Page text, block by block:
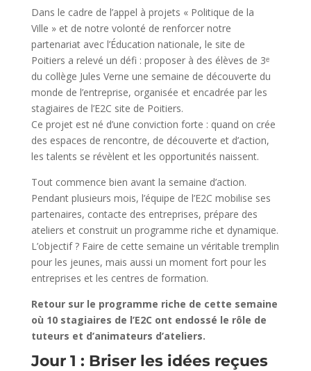
Dans le cadre de l’appel à projets « Politique de la
Ville » et de notre volonté de renforcer notre
partenariat avec l’Éducation nationale, le site de
Poitiers a relevé un défi : proposer à des élèves de 3ᵉ
du collège Jules Verne une semaine de découverte du
monde de l’entreprise, organisée et encadrée par les
stagiaires de l’E2C site de Poitiers.
Ce projet est né d’une conviction forte : quand on crée
des espaces de rencontre, de découverte et d’action,
les talents se révèlent et les opportunités naissent.
Tout commence bien avant la semaine d’action.
Pendant plusieurs mois, l’équipe de l’E2C mobilise ses
partenaires, contacte des entreprises, prépare des
ateliers et construit un programme riche et dynamique.
L’objectif ? Faire de cette semaine un véritable tremplin
pour les jeunes, mais aussi un moment fort pour les
entreprises et les centres de formation.
Retour sur le programme riche de cette semaine
où 10 stagiaires de l’E2C ont endossé le rôle de
tuteurs et d’animateurs d’ateliers.
Jour 1 : Briser les idées reçues